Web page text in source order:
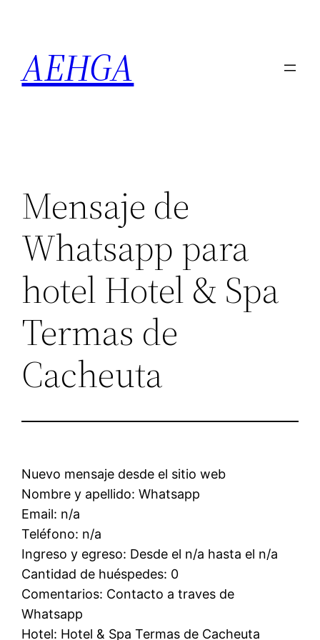
contenido
AEHGA
Mensaje de
Whatsapp para
hotel Hotel & Spa
Termas de
Cacheuta
Nuevo mensaje desde el sitio web
Nombre y apellido: Whatsapp
Email: n/a
Teléfono: n/a
Ingreso y egreso: Desde el n/a hasta el n/a
Cantidad de huéspedes: 0
Comentarios: Contacto a traves de
Whatsapp
Hotel: Hotel & Spa Termas de Cacheuta